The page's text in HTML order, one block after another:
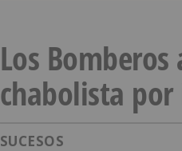
Los
chabolista
SUCESOS